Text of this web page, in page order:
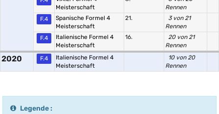
Meisterschaft
Rennen
F.4
Spanische Formel 4
Meisterschaft
21.
3 von 21
Rennen
F.4
Italienische Formel 4
Meisterschaft
16.
20 von 21
Rennen
2020 F.4
Italienische Formel 4
Meisterschaft
10 von 20
Rennen
Legende :